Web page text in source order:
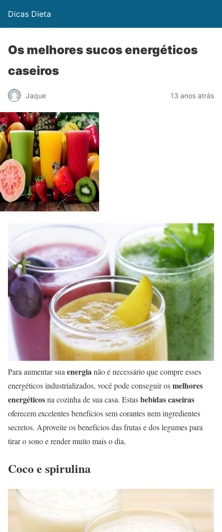
Dicas Dieta
Os melhores sucos energéticos
caseiros
Jaque 13 anos atrás
Para aumentar suaenergianão é necessário que compre esses
energéticos industrializados, você pode conseguir osmelhores
energéticosna cozinha de sua casa. Estasbebidas caseiras
oferecem excelentes benefícios sem corantes nem ingredientes
secretos. Aproveite os benefícios das frutas e dos legumes para
tirar o sono e render muito mais o dia.
Coco e spirulina